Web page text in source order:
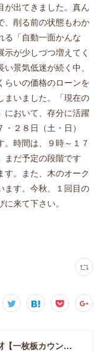
が出てきました。真ん
、削る前の状態もわか
る「自動一面かんな
が少しづつ増えてく
景気低迷が続く中、
らいの価格のローンを
まいました。「現在の
において、存分に活躍
２８日（土・日）
時間は、９時～１７
まだ予定の段階です
す。また、木のオーク
ます。今秋、１回目の
来て下さい。
東京・吉祥寺の勝又木材【一枚板カウンター】